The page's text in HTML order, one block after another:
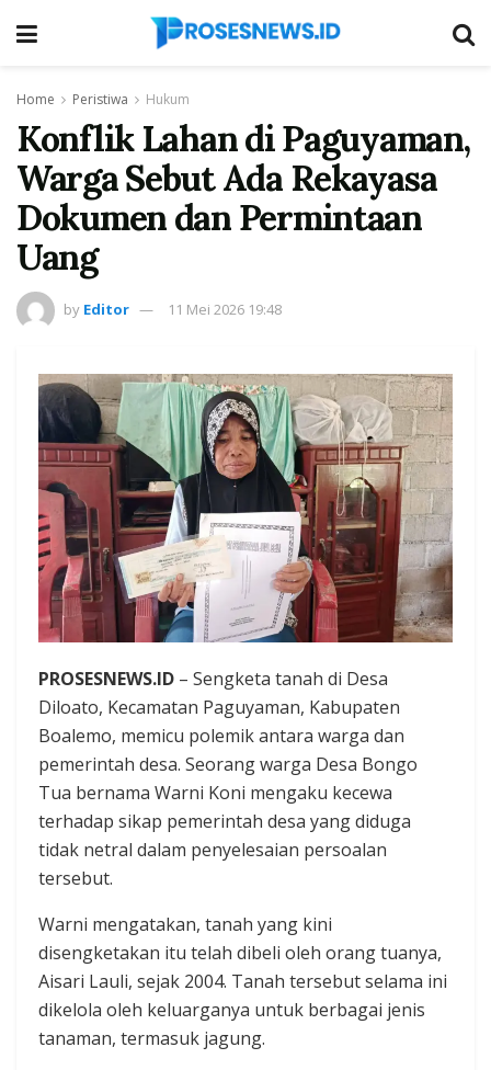
Home Peristiwa Hukum
Konflik Lahan di Paguyaman,
Warga Sebut Ada Rekayasa
Dokumen dan Permintaan
Uang
by Editor 11 Mei 2026 19:48
PROSESNEWS.ID – Sengketa tanah di Desa
Diloato, Kecamatan Paguyaman, Kabupaten
Boalemo, memicu polemik antara warga dan
pemerintah desa. Seorang warga Desa Bongo
Tua bernama Warni Koni mengaku kecewa
terhadap sikap pemerintah desa yang diduga
tidak netral dalam penyelesaian persoalan
tersebut.
Warni mengatakan, tanah yang kini
disengketakan itu telah dibeli oleh orang tuanya,
Aisari Lauli, sejak 2004. Tanah tersebut selama ini
dikelola oleh keluarganya untuk berbagai jenis
tanaman, termasuk jagung.